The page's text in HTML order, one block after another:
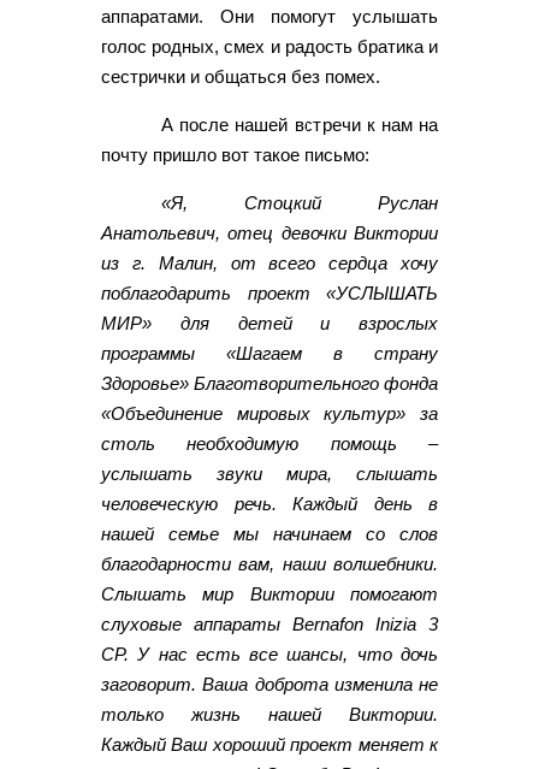
аппаратами. Они помогут услышать
голос родных, смех и радость братика и
сестрички и общаться без помех.
А после нашей встречи к нам на
почту пришло вот такое письмо:
«Я, Стоцкий Руслан
Анатольевич, отец девочки Виктории
из г. Малин, от всего сердца хочу
поблагодарить проект «УСЛЫШАТЬ
МИР» для детей и взрослых
программы «Шагаем в страну
Здоровье» Благотворительного фонда
«Объединение мировых культур» за
столь необходимую помощь –
услышать звуки мира, слышать
человеческую речь. Каждый день в
нашей семье мы начинаем со слов
благодарности вам, наши волшебники.
Слышать мир Виктории помогают
слуховые аппараты Bernafon Inizia 3
CP. У нас есть все шансы, что дочь
заговорит. Ваша доброта изменила не
только жизнь нашей Виктории.
Каждый Ваш хороший проект меняет к